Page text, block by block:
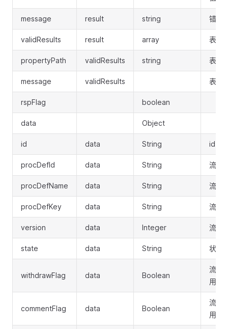
message result string 错误
validResults result array 表单
propertyPath validResults string 表单
message validResults 表单
rspFlag boolean
data Object
id data String id
procDefId data String 流程
procDefName data String 流程
procDefKey data String 流程
version data Integer 流程
state data String 状态
withdrawFlag data Boolean
流程
用）
commentFlag data Boolean
流程
用）